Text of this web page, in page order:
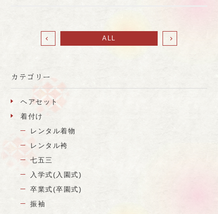
カテゴリー
ヘアセット
着付け
レンタル着物
レンタル袴
七五三
入学式(入園式)
卒業式(卒園式)
振袖
ALL